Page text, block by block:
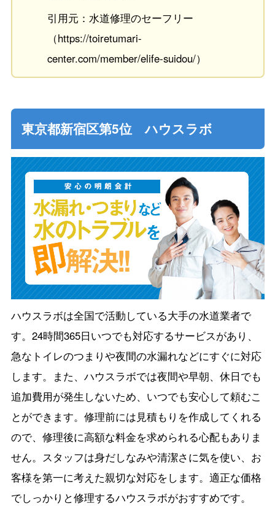
引用元：水道修理のセーフリー
（https://toiretumari-
center.com/member/elife-suidou/）
東京都新宿区第5位 ハウスラボ
ハウスラボは全国で活動している大手の水道業者で
す。24時間365日いつでも対応するサービスがあり、
急なトイレのつまりや夜間の水漏れなどにすぐに対応
します。また、ハウスラボでは夜間や早朝、休日でも
追加費用が発生しないため、いつでも安心して頼むこ
とができます。修理前には見積もりを作成してくれる
ので、修理後に高額な料金を求められる心配もありま
せん。スタッフは身だしなみや清潔さに気を使い、お
客様を第一に考えた親切な対応をします。適正な価格
でしっかりと修理するハウスラボがおすすめです。